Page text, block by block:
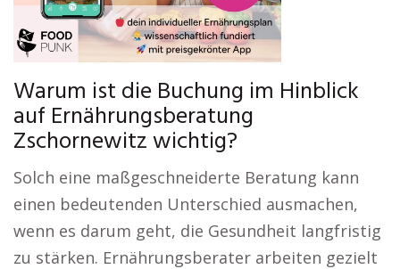
Warum ist die Buchung im Hinblick
auf Ernährungsberatung
Zschornewitz wichtig?
Solch eine maßgeschneiderte Beratung kann
einen bedeutenden Unterschied ausmachen,
wenn es darum geht, die Gesundheit langfristig
zu stärken. Ernährungsberater arbeiten gezielt